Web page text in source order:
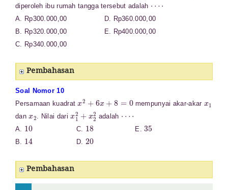
diperoleh ibu rumah tangga tersebut adalah
A. Rp300.000,00 D. Rp360.000,00
B. Rp320.000,00 E. Rp400.000,00
C. Rp340.000,00
Pembahasan
Soal Nomor 10
Persamaan kuadrat
2 + x 8 0
mempunyai akar-akar
dan . Nilai dari
1 2 2
adalah
A.
10
C.
18
E.
35
B.
14
D.
20
Pembahasan